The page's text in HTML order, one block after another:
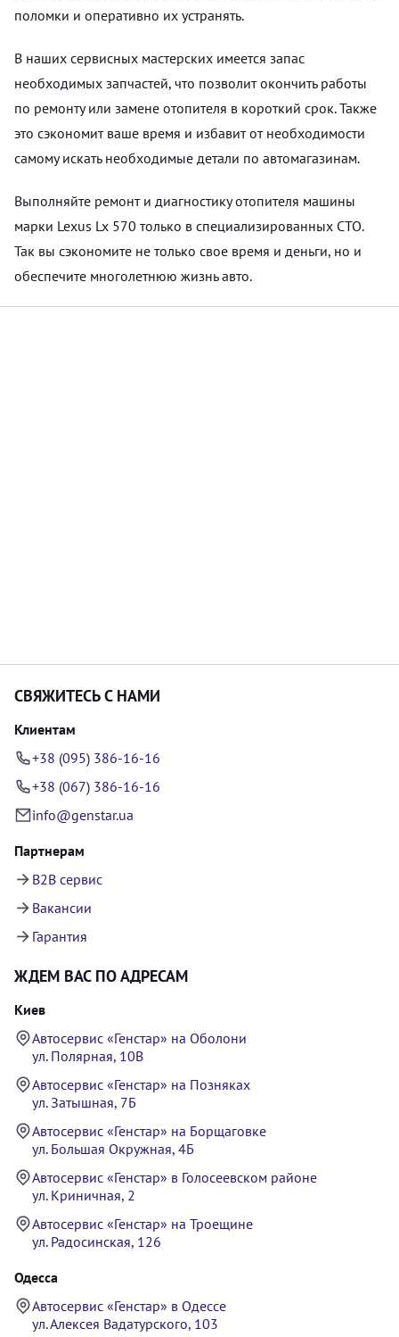
поломки и оперативно их устранять.
В наших сервисных мастерских имеется запас
необходимых запчастей, что позволит окончить работы
по ремонту или замене отопителя в короткий срок. Также
это сэкономит ваше время и избавит от необходимости
самому искать необходимые детали по автомагазинам.
Выполняйте ремонт и диагностику отопителя машины
марки Lexus Lx 570 только в специализированных СТО.
Так вы сэкономите не только свое время и деньги, но и
обеспечите многолетнюю жизнь авто.
СВЯЖИТЕСЬ С НАМИ
Клиентам
+38 (095) 386-16-16
+38 (067) 386-16-16
info@genstar.ua
Партнерам
B2B сервис
Вакансии
Гарантия
ЖДЕМ ВАС ПО АДРЕСАМ
Киев
Автосервис «Генстар» на Оболони
ул. Полярная, 10В
Автосервис «Генстар» на Позняках
ул. Затышная, 7Б
Автосервис «Генстар» на Борщаговке
ул. Большая Окружная, 4Б
Автосервис «Генстар» в Голосеевском районе
ул. Криничная, 2
Автосервис «Генстар» на Троещине
ул. Радосинская, 126
Одесса
Автосервис «Генстар» в Одессе
ул. Алексея Вадатурского, 103